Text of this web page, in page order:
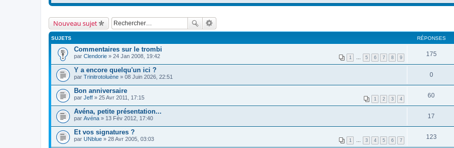
Nouveau sujet
SUJETS RÉPONSES
Commentaires sur le trombi
1 5 6 7 8 9
par Clendorie » 24 Jan 2008, 19:42 175
Y a encore quelqu'un ici ?
par Trinitrotoluène » 08 Juin 2026, 22:51 0
Bon anniversaire
1 2 3 4
par Jeff » 25 Avr 2011, 17:15 60
Avéna, petite présentation...
par Avéna » 13 Fév 2012, 17:40 17
Et vos signatures ?
1 3 4 5 6 7
par UNblue » 28 Avr 2005, 03:03 123